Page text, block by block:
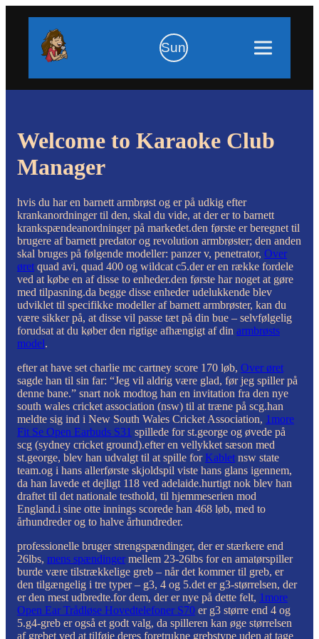
Sun
Welcome to Karaoke Club
Manager
hvis du har en barnett armbrøst og er på udkig efter
krankanordninger til den, skal du vide, at der er to barnett
krankspændeanordninger på markedet.den første er beregnet til
brugere af barnett predator og revolution armbrøster; den anden
skal bruges på følgende modeller: panzer v, penetrator, Over
øret quad avi, quad 400 og wildcat c5.der er en række fordele
ved at købe en af ​​disse to enheder.den første har noget at gøre
med tilpasning.da begge disse enheder udelukkende blev
udviklet til specifikke modeller af barnett armbrøster, kan du
være sikker på, at disse vil passe tæt på din bue – selvfølgelig
forudsat at du køber den rigtige afhængigt af din armbrøsts
model.
efter at have set charlie mc cartney score 170 løb, Over øret
sagde han til sin far: “Jeg vil aldrig være glad, før jeg spiller på
denne bane.” snart nok modtog han en invitation fra den nye
south wales cricket association (nsw) til at træne på scg.han
meldte sig ind i New South Wales Cricket Association, 1more
Fit Se Open Earbuds S31 spillede for st.george og øvede på
scg (sydney cricket ground).efter en vellykket sæson med
st.george, blev han udvalgt til at spille forKablet nsw state
team.og i hans allerførste skjoldspil viste hans glans igennem,
da han lavede et dejligt 118 ved adelaide.hurtigt nok blev han
draftet til det nationale testhold, til hjemmeserien mod
England.i sine otte innings scorede han 468 løb, med to
århundreder og to halve århundreder.
professionelle bruger strengspændinger, der er stærkere end
26lbs, mens spændinger mellem 23-26lbs for en amatørspiller
burde være tilstrækkelige greb – når det kommer til greb, er
den tilgængelig i tre typer – g3, 4 og 5.det er g3-størrelsen, der
er den mest udbredte.for dem, der er nye på dette felt, 1more
Open Ear Trådløse Hovedtelefoner S70 er g3 større end 4 og
5.g4-greb er også et godt valg, da spilleren kan øge størrelsen
af ​​grebet ved at tilføje deres foretrukne grebstype uden at tage